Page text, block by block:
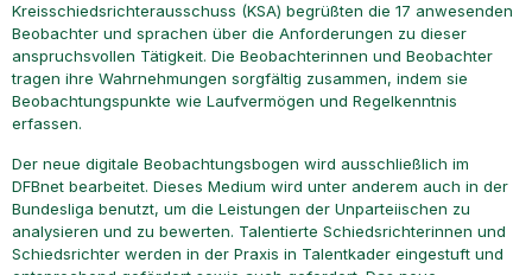
Kreisschiedsrichterausschuss (KSA) begrüßten die 17 anwesenden
Beobachter und sprachen über die Anforderungen zu dieser
anspruchsvollen Tätigkeit. Die Beobachterinnen und Beobachter
tragen ihre Wahrnehmungen sorgfältig zusammen, indem sie
Beobachtungspunkte wie Laufvermögen und Regelkenntnis
erfassen.
Der neue digitale Beobachtungsbogen wird ausschließlich im
DFBnet bearbeitet. Dieses Medium wird unter anderem auch in der
Bundesliga benutzt, um die Leistungen der Unparteiischen zu
analysieren und zu bewerten. Talentierte Schiedsrichterinnen und
Schiedsrichter werden in der Praxis in Talentkader eingestuft und